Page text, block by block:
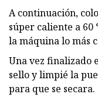
A continuación,
súper caliente a 60
la máquina lo más
Una vez finalizado
sello y limpié la
para que se secara.